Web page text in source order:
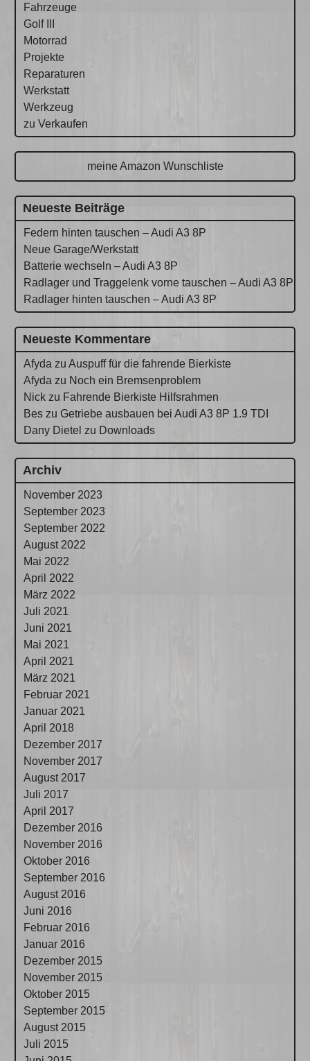
Fahrzeuge
Golf III
Motorrad
Projekte
Reparaturen
Werkstatt
Werkzeug
zu Verkaufen
meine Amazon Wunschliste
Neueste Beiträge
Federn hinten tauschen – Audi A3 8P
Neue Garage/Werkstatt
Batterie wechseln – Audi A3 8P
Radlager und Traggelenk vorne tauschen – Audi A3 8P
Radlager hinten tauschen – Audi A3 8P
Neueste Kommentare
Afyda zuAuspuff für die fahrende Bierkiste
Afyda zu Noch ein Bremsenproblem
Nick zu Fahrende Bierkiste Hilfsrahmen
Bes zuGetriebe ausbauen bei Audi A3 8P 1.9 TDI
Dany Dietel zu Downloads
Archiv
November 2023
September 2023
September 2022
August 2022
Mai 2022
April 2022
März 2022
Juli 2021
Juni 2021
Mai 2021
April 2021
März 2021
Februar 2021
Januar 2021
April 2018
Dezember 2017
November 2017
August 2017
Juli 2017
April 2017
Dezember 2016
November 2016
Oktober 2016
September 2016
August 2016
Juni 2016
Februar 2016
Januar 2016
Dezember 2015
November 2015
Oktober 2015
September 2015
August 2015
Juli 2015